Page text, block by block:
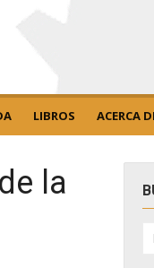
LIBROS ACERCA
la